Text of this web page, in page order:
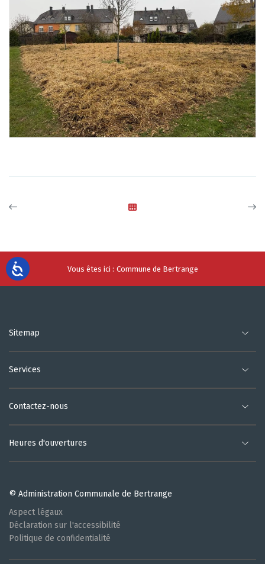
Vous êtes ici : Commune de Bertrange
Sitemap
Services
Contactez-nous
Heures d'ouvertures
© Administration Communale de Bertrange
Aspect légaux
Déclaration sur l'accessibilité
Politique de confidentialité